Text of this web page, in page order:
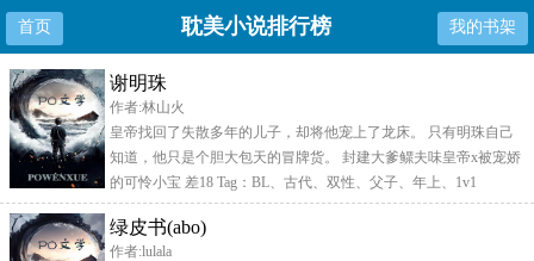
首页 我的书架
耽美小说排行榜
谢明珠
作者:林山火
皇帝找回了失散多年的儿子，却将他宠上了龙床。 只有明珠自己
知道，他只是个胆大包天的冒牌货。 封建大爹鳏夫味皇帝x被宠娇
的可怜小宝 差18 Tag：BL、古代、双性、父子、年上、1v1
绿皮书(abo)
作者:lulala